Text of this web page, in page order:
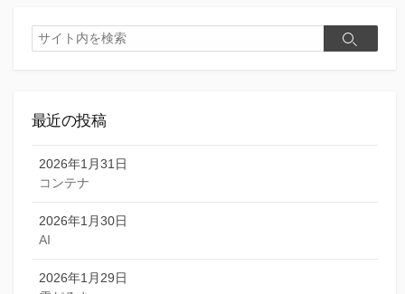
検
索
検
最近の投稿
2026年1月31日
コンテナ
2026年1月30日
AI
2026年1月29日